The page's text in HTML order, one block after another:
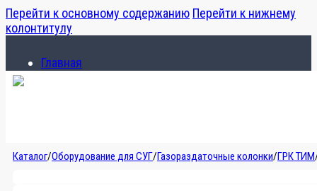
Перейти к основному содержанию Перейти к нижнему
колонтитулу
Главная
Каталог
Каталог/Оборудование для СУГ/Газораздаточные колонки/ГРК ТИМ